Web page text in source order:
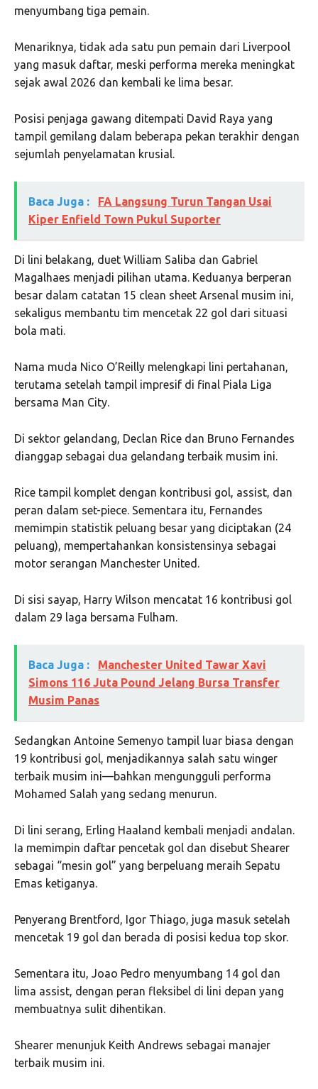
menyumbang tiga pemain.
Menariknya, tidak ada satu pun pemain dari Liverpool
yang masuk daftar, meski performa mereka meningkat
sejak awal 2026 dan kembali ke lima besar.
Posisi penjaga gawang ditempati David Raya yang
tampil gemilang dalam beberapa pekan terakhir dengan
sejumlah penyelamatan krusial.
Baca Juga :
FA Langsung Turun Tangan Usai
Kiper Enfield Town Pukul Suporter
Di lini belakang, duet William Saliba dan Gabriel
Magalhaes menjadi pilihan utama. Keduanya berperan
besar dalam catatan 15 clean sheet Arsenal musim ini,
sekaligus membantu tim mencetak 22 gol dari situasi
bola mati.
Nama muda Nico O’Reilly melengkapi lini pertahanan,
terutama setelah tampil impresif di final Piala Liga
bersama Man City.
Di sektor gelandang, Declan Rice dan Bruno Fernandes
dianggap sebagai dua gelandang terbaik musim ini.
Rice tampil komplet dengan kontribusi gol, assist, dan
peran dalam set-piece. Sementara itu, Fernandes
memimpin statistik peluang besar yang diciptakan (24
peluang), mempertahankan konsistensinya sebagai
motor serangan Manchester United .
Di sisi sayap, Harry Wilson mencatat 16 kontribusi gol
dalam 29 laga bersama Fulham.
Baca Juga :
Manchester United Tawar Xavi
Simons 116 Juta Pound Jelang Bursa Transfer
Musim Panas
Sedangkan Antoine Semenyo tampil luar biasa dengan
19 kontribusi gol, menjadikannya salah satu winger
terbaik musim ini—bahkan mengungguli performa
Mohamed Salah yang sedang menurun.
Di lini serang, Erling Haaland kembali menjadi andalan.
Ia memimpin daftar pencetak gol dan disebut Shearer
sebagai “mesin gol” yang berpeluang meraih Sepatu
Emas ketiganya.
Penyerang Brentford , Igor Thiago, juga masuk setelah
mencetak 19 gol dan berada di posisi kedua top skor.
Sementara itu, Joao Pedro menyumbang 14 gol dan
lima assist, dengan peran fleksibel di lini depan yang
membuatnya sulit dihentikan.
Shearer menunjuk Keith Andrews sebagai manajer
terbaik musim ini.